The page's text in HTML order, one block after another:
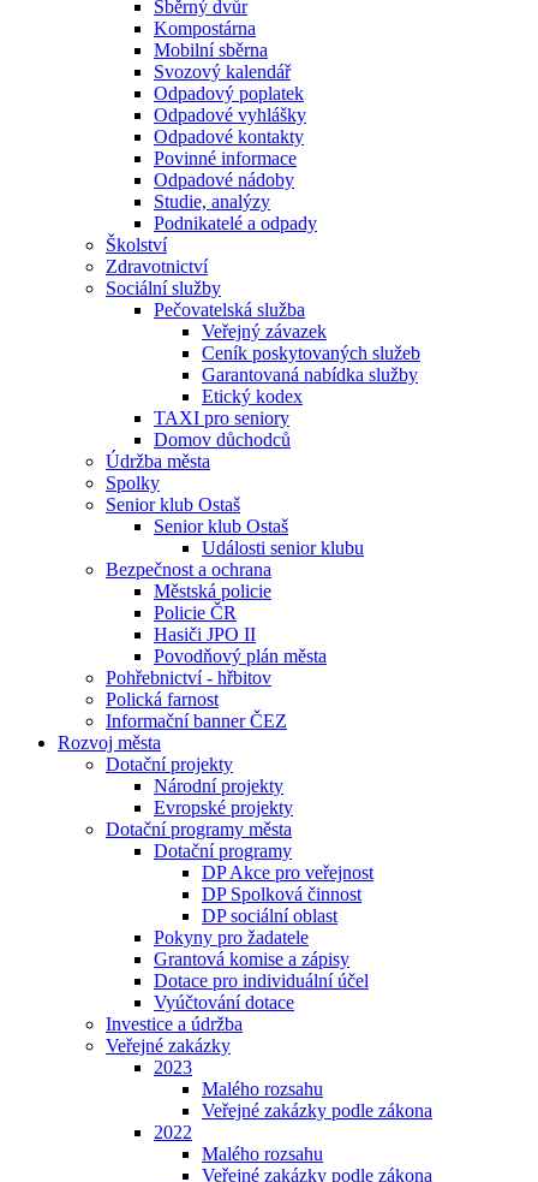
Sběrný dvůr
Kompostárna
Mobilní sběrna
Svozový kalendář
Odpadový poplatek
Odpadové vyhlášky
Odpadové kontakty
Povinné informace
Odpadové nádoby
Studie, analýzy
Podnikatelé a odpady
Školství
Zdravotnictví
Sociální služby
Pečovatelská služba
Veřejný závazek
Ceník poskytovaných služeb
Garantovaná nabídka služby
Etický kodex
TAXI pro seniory
Domov důchodců
Údržba města
Spolky
Senior klub Ostaš
Senior klub Ostaš
Události senior klubu
Bezpečnost a ochrana
Městská policie
Policie ČR
Hasiči JPO II
Povodňový plán města
Pohřebnictví - hřbitov
Polická farnost
Informační banner ČEZ
Rozvoj města
Dotační projekty
Národní projekty
Evropské projekty
Dotační programy města
Dotační programy
DP Akce pro veřejnost
DP Spolková činnost
DP sociální oblast
Pokyny pro žadatele
Grantová komise a zápisy
Dotace pro individuální účel
Vyúčtování dotace
Investice a údržba
Veřejné zakázky
2023
Malého rozsahu
Veřejné zakázky podle zákona
2022
Malého rozsahu
Veřejné zakázky podle zákona